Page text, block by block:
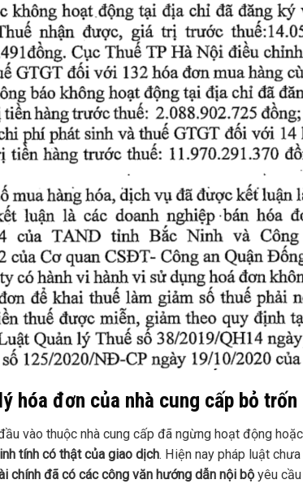
hóa đơn của nhà cung cấp bỏ trốn
vào thuộc nhà cung cấp đã ngừng hoạt động
tính có thật của giao dịch. Hiện nay pháp luật
chính đã có các công văn hướng dẫn nội bộyêu cầu